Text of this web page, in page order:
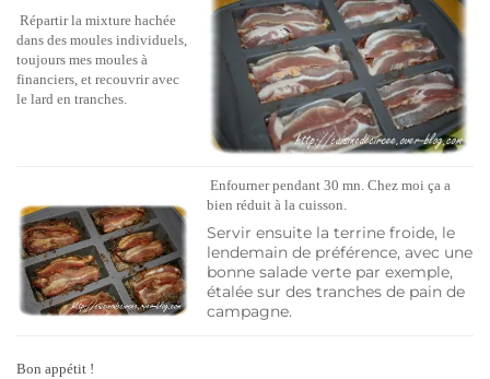
Répartir la mixture hachée
dans des moules individuels,
toujours mes moules à
financiers, et recouvrir avec
le lard en tranches.
Enfourner pendant 30 mn. Chez moi ça a
bien réduit à la cuisson.
Servir ensuite la terrine froide, le
lendemain de préférence, avec une
bonne salade verte par exemple,
étalée sur des tranches de pain de
campagne.
Bon appétit !